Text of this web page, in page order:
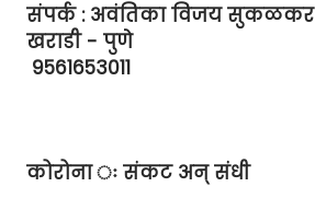
संपर्क : अवंतिका विजय सुकळकर
खराडी - पुणे
9561653011
कोरोना ः संकट अन् संधी